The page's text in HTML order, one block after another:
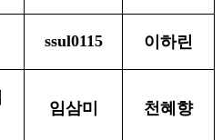
ssul0115 이하린
임삼미 천혜향